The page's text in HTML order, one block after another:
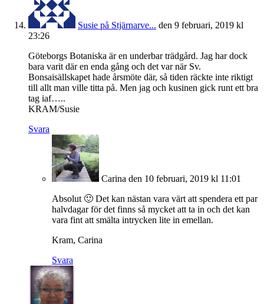
Susie på Stjärnarve... den 9 februari, 2019 kl
23:26
Göteborgs Botaniska är en underbar trädgård. Jag har dock
bara varit där en enda gång och det var när Sv.
Bonsaisällskapet hade årsmöte där, så tiden räckte inte riktigt
till allt man ville titta på. Men jag och kusinen gick runt ett bra
tag iaf…..
KRAM/Susie
Svara
Carina den 10 februari, 2019 kl 11:01
Absolut 🙂 Det kan nästan vara värt att spendera ett par
halvdagar för det finns så mycket att ta in och det kan
vara fint att smälta intrycken lite in emellan.
Kram, Carina
Svara